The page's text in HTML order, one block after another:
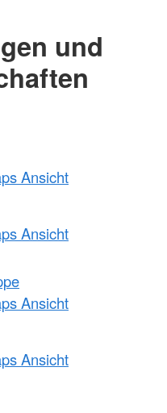
und
Ansicht
Ansicht
Ansicht
Ansicht